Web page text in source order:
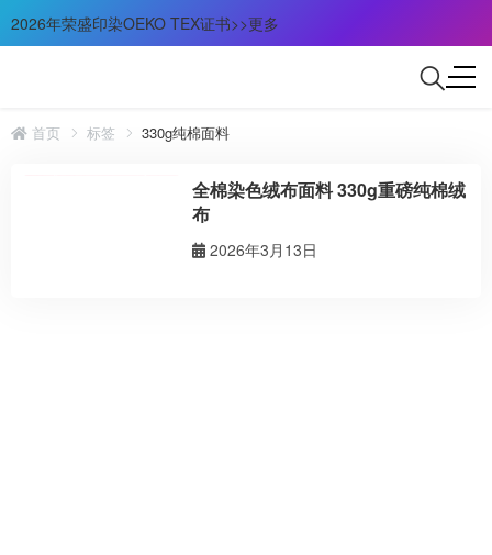
2026年荣盛印染OEKO TEX证书>>更多
首页 标签 330g纯棉面料
全棉染色绒布面料 330g重磅纯棉绒
布
2026年3月13日